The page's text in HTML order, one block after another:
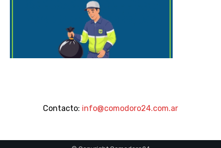
Contacto: info@comodoro24.com.ar